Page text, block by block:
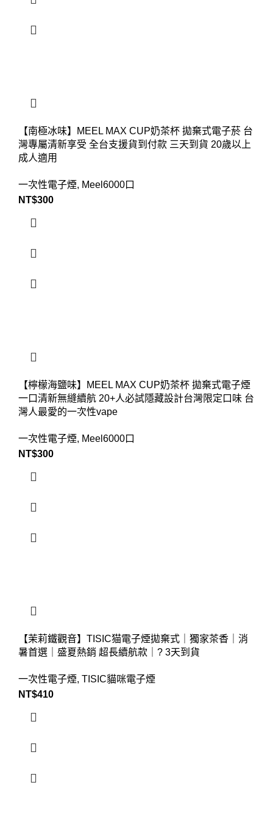
【南極冰味】MEEL MAX CUP奶茶杯 拋棄式電子菸 台
灣專屬清新享受 全台支援貨到付款 三天到貨 20歲以上
成人適用
一次性電子煙, Meel6000口
NT$300
【檸檬海鹽味】MEEL MAX CUP奶茶杯 拋棄式電子煙
一口清新無縫續航 20+人必試隱藏設計台灣限定口味 台
灣人最愛的一次性vape
一次性電子煙, Meel6000口
NT$300
【茉莉鐵觀音】TISIC猫電子煙拋棄式｜獨家茶香｜消
暑首選｜盛夏熱銷 超長續航款｜? 3天到貨
一次性電子煙, TISIC貓咪電子煙
NT$410